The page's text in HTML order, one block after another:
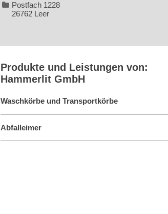
Postfach 1228
26762 Leer
Produkte und Leistungen von:
Hammerlit GmbH
Waschkörbe und Transportkörbe
Abfalleimer